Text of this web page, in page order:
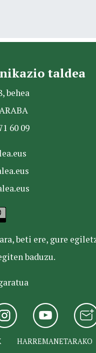
taldea
behea
60 09
beti ere, gure
baduzu.
HARREMANETARAKO